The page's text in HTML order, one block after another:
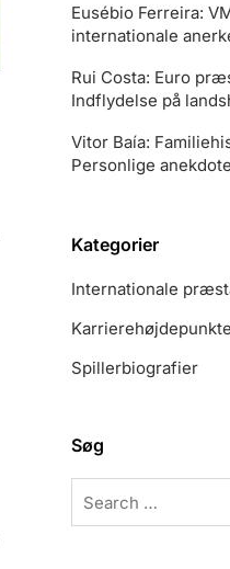
Eusébio Ferreira:
internationale
Rui Costa: Euro
Indflydelse på
Vitor Baía:
Personlige
Kategorier
Internationale
Spillerbiografier
Søg
for: